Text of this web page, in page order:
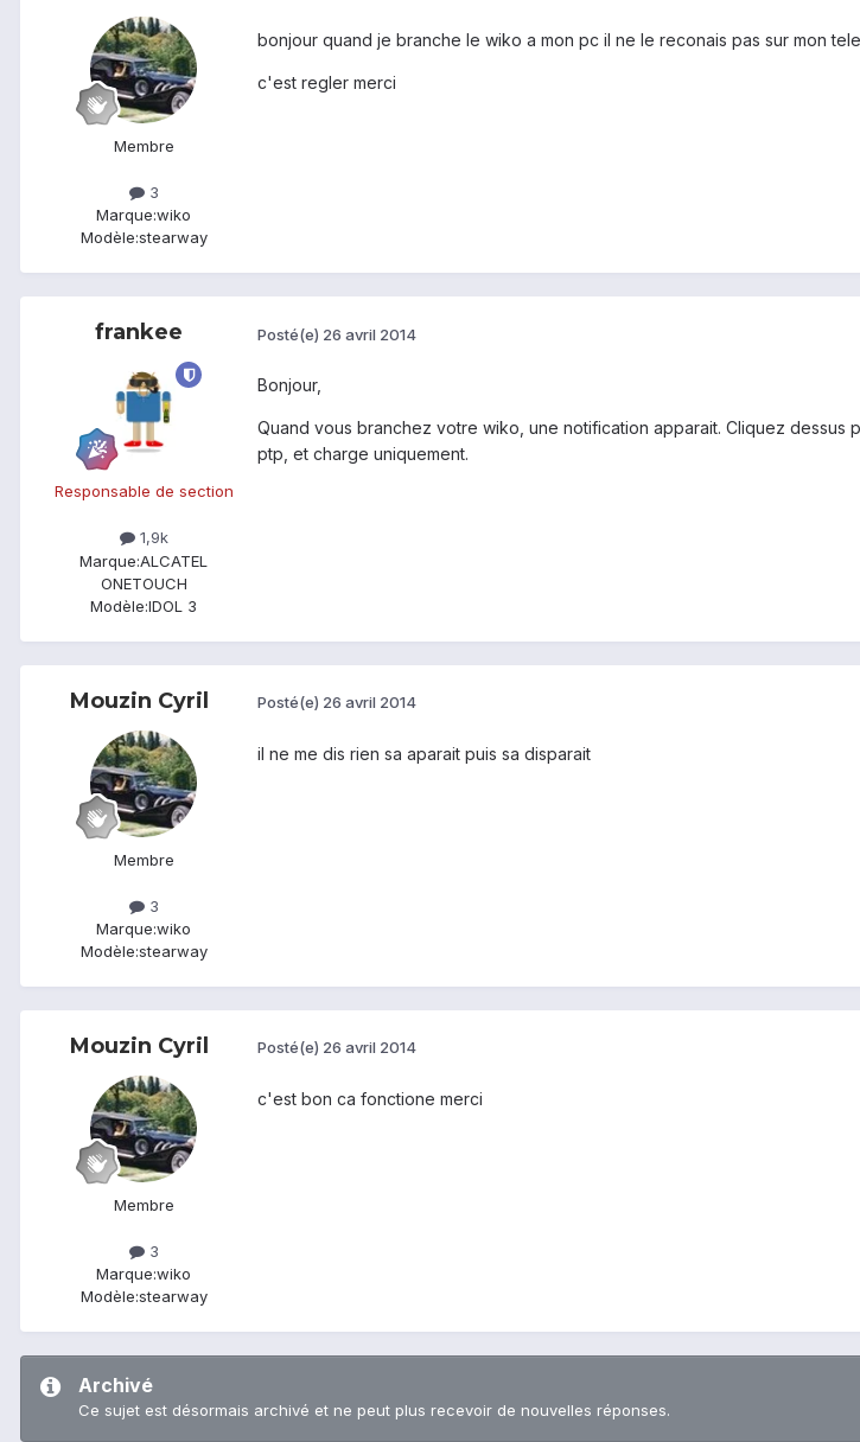
Membre
3
Marque:wiko
Modèle:stearway
bonjour quand je branche le wiko a mon pc il ne le reconais pas sur mon
c'est regler merci
frankee
Responsable de section
1,9k
Marque:ALCATEL
ONETOUCH
Modèle:IDOL 3
Posté(e) 26 avril 2014
Bonjour,
Quand vous branchez votre wiko, une notification apparait. Cliquez
ptp, et charge uniquement.
Mouzin Cyril
Membre
3
Marque:wiko
Modèle:stearway
Posté(e) 26 avril 2014
il ne me dis rien sa aparait puis sa disparait
Mouzin Cyril
Membre
3
Marque:wiko
Modèle:stearway
Posté(e) 26 avril 2014
c'est bon ca fonctione merci
Archivé
Ce sujet est désormais archivé et ne peut plus recevoir de nouvelles réponses.